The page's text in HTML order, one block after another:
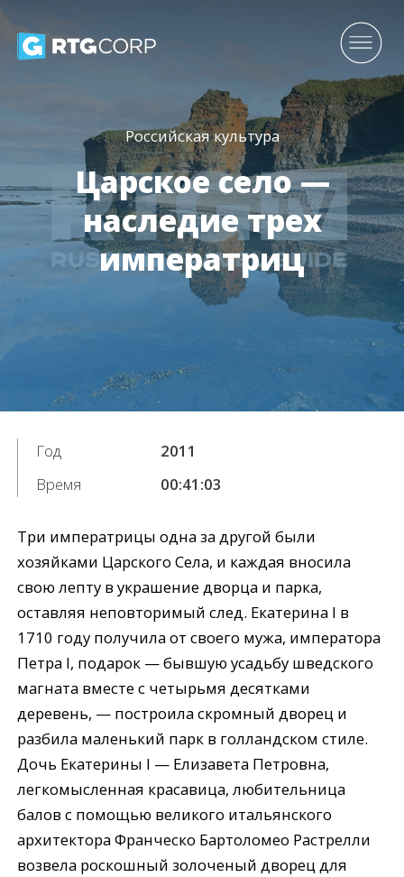
Российская культура
Царское село —
наследие трех
императриц
Год
2011
Время
00:41:03
Три императрицы одна за другой были
хозяйками Царского Cела, и каждая вносила
свою лепту в украшение дворца и парка,
оставляя неповторимый след. Екатерина I в
1710 году получила от своего мужа, императора
Петра I, подарок — бывшую усадьбу шведского
магната вместе с четырьмя десятками
деревень, — построила скромный дворец и
разбила маленький парк в голландском стиле.
Дочь Екатерины I — Елизавета Петровна,
легкомысленная красавица, любительница
балов с помощью великого итальянского
архитектора Франческо Бартоломео Растрелли
возвела роскошный золоченый дворец для